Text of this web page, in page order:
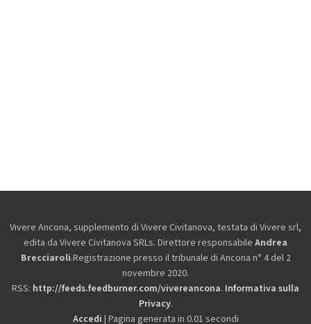
Vivere Ancona, supplemento di Vivere Civitanova, testata di Vivere srl,
edita da Vivere Civitanova SRLs. Direttore responsabile Andrea
Brecciaroli.Registrazione presso il tribunale di Ancona n° 4 del 2
novembre 2020.
RSS: http://feeds.feedburner.com/vivereancona. Informativa sulla
Privacy.
Accedi | Pagina generata in 0.01 secondi